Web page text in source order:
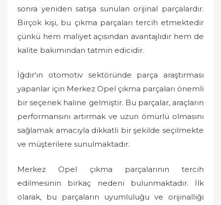
sonra yeniden satışa sunulan orijinal parçalardır.
Birçok kişi, bu çıkma parçaları tercih etmektedir
çünkü hem maliyet açısından avantajlıdır hem de
kalite bakımından tatmin edicidir.
İğdır'ın otomotiv sektöründe parça araştırması
yapanlar için Merkez Opel çıkma parçaları önemli
bir seçenek haline gelmiştir. Bu parçalar, araçların
performansını artırmak ve uzun ömürlü olmasını
sağlamak amacıyla dikkatli bir şekilde seçilmekte
ve müşterilere sunulmaktadır.
Merkez Opel çıkma parçalarının tercih
edilmesinin birkaç nedeni bulunmaktadır. İlk
olarak, bu parçaların uyumluluğu ve orijinalliği